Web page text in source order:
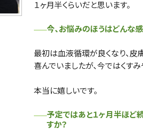
１ヶ月半くらいだと思います。
今、お悩みのほうはどんな
最初は血液循環が良くなり、皮
喜んでいましたが、今ではくすみ
本当に嬉しいです。
予定ではあと１ヶ月半ほど
すか？